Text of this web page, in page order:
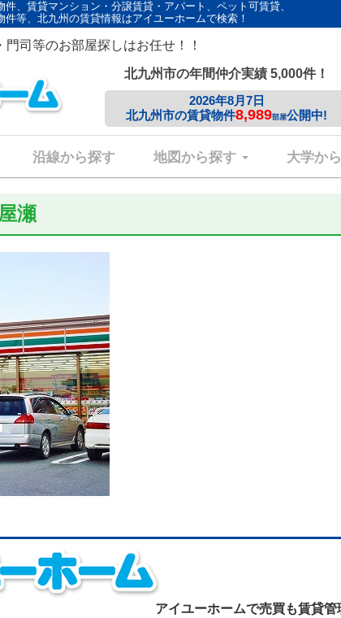
件、賃貸マンション・分譲賃貸・アパート、ペット可賃貸、
件等、北九州の賃貸情報はアイユーホームで検索！
司等のお部屋探しはお任せ！！
北九州市の年間仲介実績 5,000件！
2026年8月7日
北九州市の賃貸物件8,989部屋公開中!
沿線から探す 地図から探す 大学か
瀬
アイユーホームで売買も賃貸管